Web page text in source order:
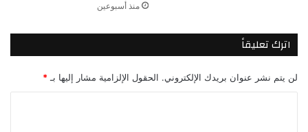
منذ أسبوعين
اترك تعليقاً
لن يتم نشر عنوان بريدك الإلكتروني. الحقول الإلزامية مشار إليها بـ *